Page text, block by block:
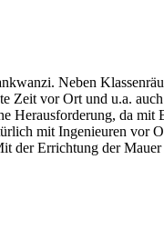
Neben
vor Ort und u.a.
Herausforderung, da mit
mit Ingenieuren vor
Errichtung der